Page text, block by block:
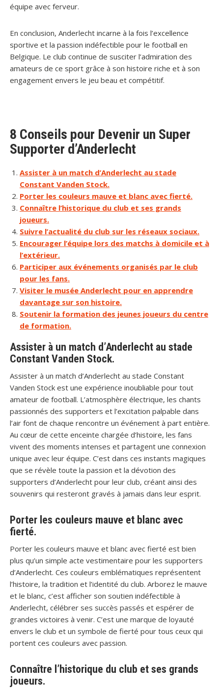
équipe avec ferveur.
En conclusion, Anderlecht incarne à la fois l’excellence
sportive et la passion indéfectible pour le football en
Belgique. Le club continue de susciter l’admiration des
amateurs de ce sport grâce à son histoire riche et à son
engagement envers le jeu beau et compétitif.
8 Conseils pour Devenir un Super
Supporter d’Anderlecht
Assister à un match d’Anderlecht au stade
Constant Vanden Stock.
Porter les couleurs mauve et blanc avec fierté.
Connaître l’historique du club et ses grands
joueurs.
Suivre l’actualité du club sur les réseaux sociaux.
Encourager l’équipe lors des matchs à domicile et à
l’extérieur.
Participer aux événements organisés par le club
pour les fans.
Visiter le musée Anderlecht pour en apprendre
davantage sur son histoire.
Soutenir la formation des jeunes joueurs du centre
de formation.
Assister à un match d’Anderlecht au stade
Constant Vanden Stock.
Assister à un match d’Anderlecht au stade Constant
Vanden Stock est une expérience inoubliable pour tout
amateur de football. L’atmosphère électrique, les chants
passionnés des supporters et l’excitation palpable dans
l’air font de chaque rencontre un événement à part entière.
Au cœur de cette enceinte chargée d’histoire, les fans
vivent des moments intenses et partagent une connexion
unique avec leur équipe. C’est dans ces instants magiques
que se révèle toute la passion et la dévotion des
supporters d’Anderlecht pour leur club, créant ainsi des
souvenirs qui resteront gravés à jamais dans leur esprit.
Porter les couleurs mauve et blanc avec
fierté.
Porter les couleurs mauve et blanc avec fierté est bien
plus qu’un simple acte vestimentaire pour les supporters
d’Anderlecht. Ces couleurs emblématiques représentent
l’histoire, la tradition et l’identité du club. Arborez le mauve
et le blanc, c’est afficher son soutien indéfectible à
Anderlecht, célébrer ses succès passés et espérer de
grandes victoires à venir. C’est une marque de loyauté
envers le club et un symbole de fierté pour tous ceux qui
portent ces couleurs avec passion.
Connaître l’historique du club et ses grands
joueurs.